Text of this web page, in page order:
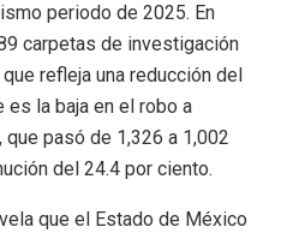
periodo de 2025. En
carpetas de investigación
refleja una reducción del
es la baja en el robo a
pasó de 1,326 a 1,002
del 24.4 por ciento.
que el Estado de México